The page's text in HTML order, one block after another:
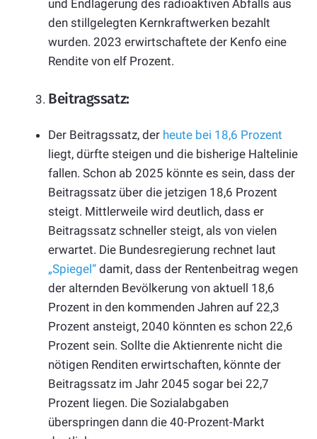
und Endlagerung des radioaktiven Abfalls aus
den stillgelegten Kernkraftwerken bezahlt
wurden. 2023 erwirtschaftete der Kenfo eine
Rendite von elf Prozent.
Beitragssatz:
Der Beitragssatz, der heute bei 18,6 Prozent
liegt, dürfte steigen und die bisherige Haltelinie
fallen. Schon ab 2025 könnte es sein, dass der
Beitragssatz über die jetzigen 18,6 Prozent
steigt. Mittlerweile wird deutlich, dass er
Beitragssatz schneller steigt, als von vielen
erwartet. Die Bundesregierung rechnet laut
„Spiegel“ damit, dass der Rentenbeitrag wegen
der alternden Bevölkerung von aktuell 18,6
Prozent in den kommenden Jahren auf 22,3
Prozent ansteigt, 2040 könnten es schon 22,6
Prozent sein. Sollte die Aktienrente nicht die
nötigen Renditen erwirtschaften, könnte der
Beitragssatz im Jahr 2045 sogar bei 22,7
Prozent liegen. Die Sozialabgaben
überspringen dann die 40-Prozent-Markt